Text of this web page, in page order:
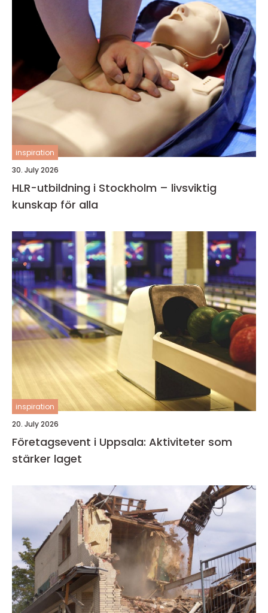
inspiration
30. July 2026
HLR-utbildning i Stockholm – livsviktig
kunskap för alla
inspiration
20. July 2026
Företagsevent i Uppsala: Aktiviteter som
stärker laget